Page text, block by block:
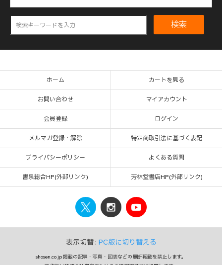
検索
ホーム カートを見る
お問い合わせ マイアカウント
会員登録 ログイン
メルマガ登録・解除 特定商取引法に基づく表記
プライバシーポリシー よくある質問
書泉総合HP(外部リンク) 芳林堂書店HP(外部リンク)
表示切替 : PC版に切り替える
shosen.co.jp 掲載の記事・写真・図表などの無断転載を禁止します。